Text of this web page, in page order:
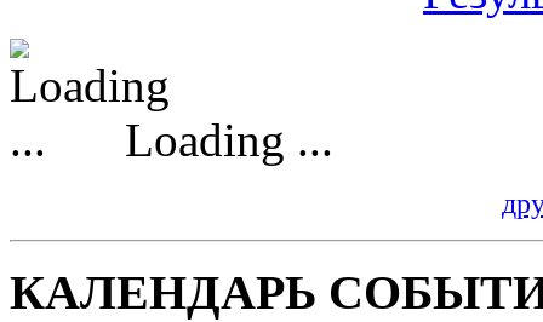
Loading ...
КАЛЕНДАРЬ